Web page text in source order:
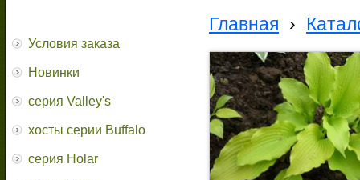
Условия заказа
Новинки
серия Valley's
хосты серии Buffalo
серия Holar
Главная ›